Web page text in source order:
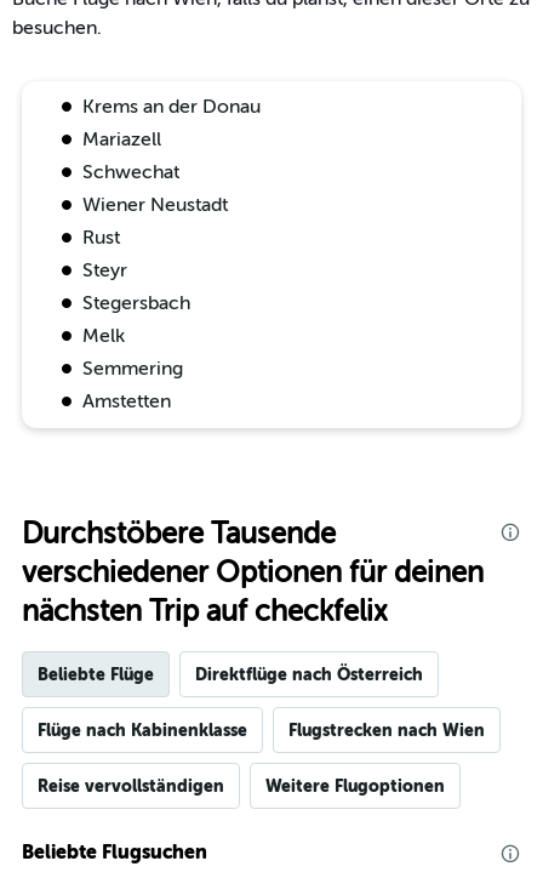
besuchen.
Krems an der Donau
Mariazell
Schwechat
Wiener Neustadt
Rust
Steyr
Stegersbach
Melk
Semmering
Amstetten
Durchstöbere Tausende
verschiedener Optionen für deinen
nächsten Trip auf checkfelix
Beliebte Flüge Direktflüge nach Österreich
Flüge nach Kabinenklasse Flugstrecken nach Wien
Reise vervollständigen Weitere Flugoptionen
Beliebte Flugsuchen